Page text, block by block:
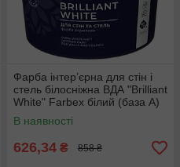
Фарба інтер’єрна для стін і
стель білосніжна ВДА "Brilliant
White" Farbex білий (база А)
7 кг
В наявності
626,34 ₴ 858 ₴